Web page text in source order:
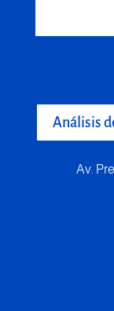
Análisis
Av.